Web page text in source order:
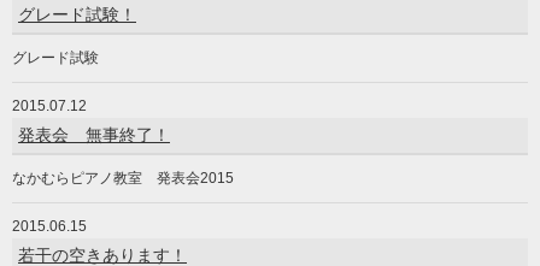
グレード試験！
グレード試験
2015.07.12
発表会 無事終了！
なかむらピアノ教室 発表会2015
2015.06.15
若干の空きあります！